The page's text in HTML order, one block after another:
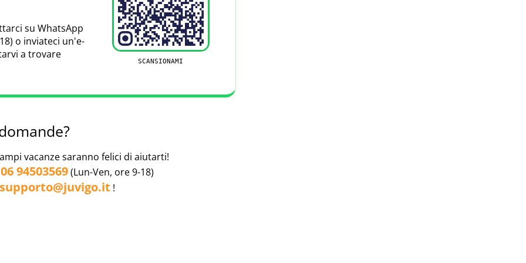
Map data ©OpenStreetMap
assicurazioni che potete stipulare con noi
HanseMerkur Reiseversicherung è una
su misura per i viaggiatori. Con un eccellente
negli ultimi anni siamo riusciti a garantire a molti
su WhatsApp
o inviateci un'e-
a trovare
SCANSIONAMI
vacanze saranno felici di aiutarti!
06 94503569(Lun-Ven, ore 9-18)
supporto@juvigo.it !